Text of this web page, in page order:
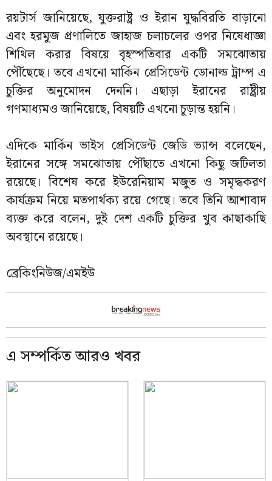
রয়টার্স জানিয়েছে, যুক্তরাষ্ট্র ও ইরান যুদ্ধবিরতি বাড়ানো
এবং হরমুজ প্রণালিতে জাহাজ চলাচলের ওপর নিষেধাজ্ঞা
শিথিল করার বিষয়ে বৃহস্পতিবার একটি সমঝোতায়
পৌঁছেছে। তবে এখনো মার্কিন প্রেসিডেন্ট ডোনাল্ড ট্রাম্প এ
চুক্তির অনুমোদন দেননি। এছাড়া ইরানের রাষ্ট্রীয়
গণমাধ্যমও জানিয়েছে, বিষয়টি এখনো চূড়ান্ত হয়নি।
এদিকে মার্কিন ভাইস প্রেসিডেন্ট জেডি ভ্যান্স বলেছেন,
ইরানের সঙ্গে সমঝোতায় পৌঁছাতে এখনো কিছু জটিলতা
রয়েছে। বিশেষ করে ইউরেনিয়াম মজুত ও সমৃদ্ধকরণ
কার্যক্রম নিয়ে মতপার্থক্য রয়ে গেছে। তবে তিনি আশাবাদ
ব্যক্ত করে বলেন, দুই দেশ একটি চুক্তির খুব কাছাকাছি
অবস্থানে রয়েছে।
ব্রেকিংনিউজ/এমইউ
এ সম্পর্কিত আরও খবর